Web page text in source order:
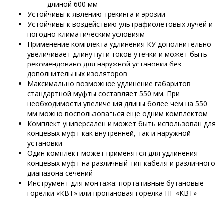
длиной 600 мм
Устойчивы к явлению трекинга и эрозии
Устойчивы к воздействию ультрафиолетовых лучей и
погодно-климатическим условиям
Применение комплекта удлинения КУ дополнительно
увеличивает длину пути токов утечки и может быть
рекомендовано для наружной установки без
дополнительных изоляторов
Максимально возможное удлинение габаритов
стандартной муфты составляет 550 мм. При
необходимости увеличения длины более чем на 550
мм можно воспользоваться еще одним комплектом
Комплект универсален и может быть использован для
концевых муфт как внутренней, так и наружной
установки
Один комплект может применятся для удлинения
концевых муфт на различный тип кабеля и различного
диапазона сечений
Инструмент для монтажа: портативные бутановые
горелки «КВТ» или пропановая горелка ПГ «КВТ»